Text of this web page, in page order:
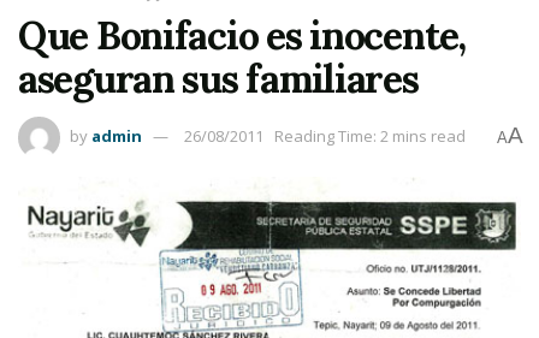
Que Bonifacio es inocente,
aseguran sus familiares
by admin 26/08/2011 Reading Time: 2 mins read AA